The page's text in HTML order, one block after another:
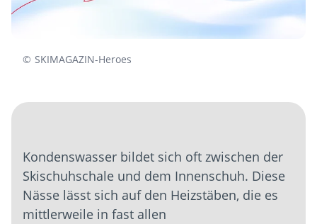
© SKIMAGAZIN-Heroes
Kondenswasser bildet sich oft zwischen der
Skischuhschale und dem Innenschuh. Diese
Nässe lässt sich auf den Heizstäben, die es
mittlerweile in fast allen